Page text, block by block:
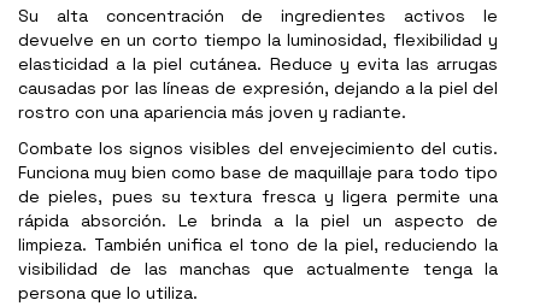
Su alta concentración de ingredientes activos le
devuelve en un corto tiempo la luminosidad, flexibilidad y
elasticidad a la piel cutánea. Reduce y evita las arrugas
causadas por las líneas de expresión, dejando a la piel del
rostro con una apariencia más joven y radiante.
Combate los signos visibles del envejecimiento del cutis.
Funciona muy bien como base de maquillaje para todo tipo
de pieles, pues su textura fresca y ligera permite una
rápida absorción. Le brinda a la piel un aspecto de
limpieza. También unifica el tono de la piel, reduciendo la
visibilidad de las manchas que actualmente tenga la
persona que lo utiliza.